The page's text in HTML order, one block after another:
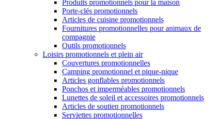
Produits promotionnels pour la maison
Porte-clés promotionnels
Articles de cuisine promotionnels
Fournitures promotionnelles pour animaux de
compagnie
Outils promotionnels
Loisirs promotionnels et plein air
Couvertures promotionnelles
Camping promotionnel et pique-nique
Articles gonflables promotionnels
Ponchos et imperméables promotionnels
Lunettes de soleil et accessoires promotionnels
Articles de soutien promotionnels
Serviettes promotionnelles